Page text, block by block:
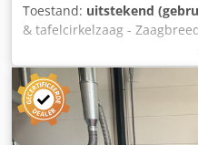
Toestand: uitstekend
& tafelcirkelzaag -
Tmgkomsha - Zaaghoogte:
Kantelbaar & zwenkbaar